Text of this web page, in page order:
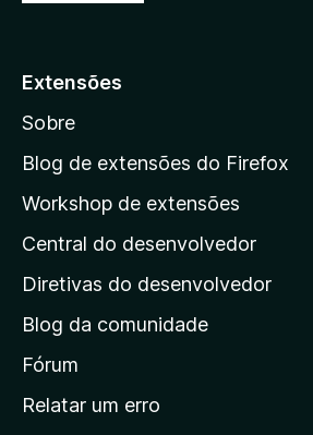
5
4
5
e
a
a
a
á
g
i
a
i
n
Extensões
Sobre
Blog de extensões do Firefox
Workshop de extensões
Central do desenvolvedor
Diretivas do desenvolvedor
Blog da comunidade
Fórum
Relatar um erro